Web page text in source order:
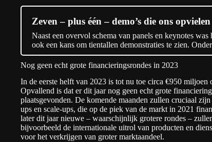
Zeven – plus één – demo’s die ons
Naast een overvol schema van panels en keynotes
ook een kans om tientallen demonstraties te zien.
Nog geen echt grote financieringsrondes in 2023
In de eerste helft van 2023 is tot nu toe circa €950 miljoen
Opvallend is dat er dit jaar nog geen echt grote
plaatsgevonden. De komende maanden zullen cruciaal
ups en scale-ups, die op de piek van de markt in 2021
later dit jaar nieuwe – waarschijnlijk grotere rondes –
bijvoorbeeld de internationale uitrol van producten en
voor het verkrijgen van groter marktaandeel.